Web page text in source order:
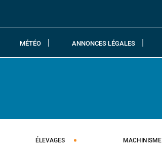
MÉTÉO ANNONCES LÉGALES
ÉLEVAGES MACHINISME